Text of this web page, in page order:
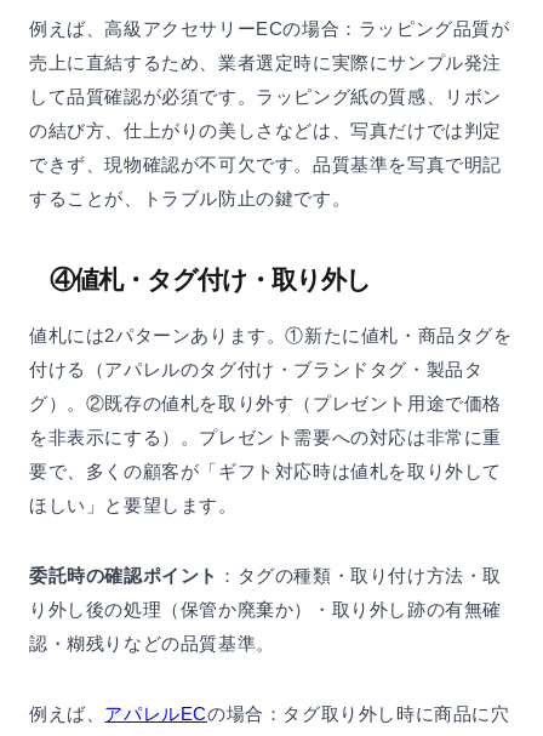
例えば、高級アクセサリーECの場合：ラッピング品質が
売上に直結するため、業者選定時に実際にサンプル発注
して品質確認が必須です。ラッピング紙の質感、リボン
の結び方、仕上がりの美しさなどは、写真だけでは判定
できず、現物確認が不可欠です。品質基準を写真で明記
することが、トラブル防止の鍵です。
④値札・タグ付け・取り外し
値札には2パターンあります。①新たに値札・商品タグを
付ける（アパレルのタグ付け・ブランドタグ・製品タ
グ）。②既存の値札を取り外す（プレゼント用途で価格
を非表示にする）。プレゼント需要への対応は非常に重
要で、多くの顧客が「ギフト対応時は値札を取り外して
ほしい」と要望します。
委託時の確認ポイント ：タグの種類・取り付け方法・取
り外し後の処理（保管か廃棄か）・取り外し跡の有無確
認・糊残りなどの品質基準。
例えば、 アパレルECの場合：タグ取り外し時に商品に穴